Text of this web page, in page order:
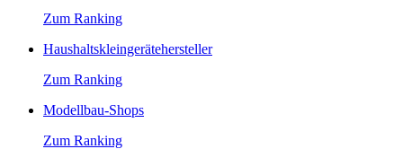
Zum Ranking
Haushaltskleingerätehersteller
Zum Ranking
Modellbau-Shops
Zum Ranking